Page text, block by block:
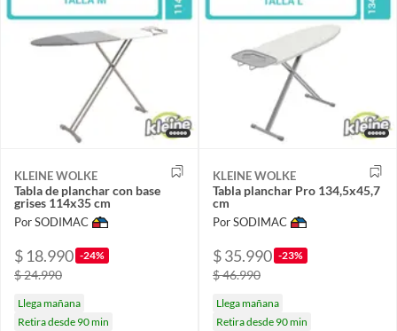
KLEINE WOLKE
Tabla de planchar con base
grises 114x35 cm
Por SODIMAC
$ 18.990 -24%
$ 24.990
Llega mañana
Retira desde 90 min
KLEINE WOLKE
Tabla planchar Pro 134,5x45,7
cm
Por SODIMAC
$ 35.990 -23%
$ 46.990
Llega mañana
Retira desde 90 min